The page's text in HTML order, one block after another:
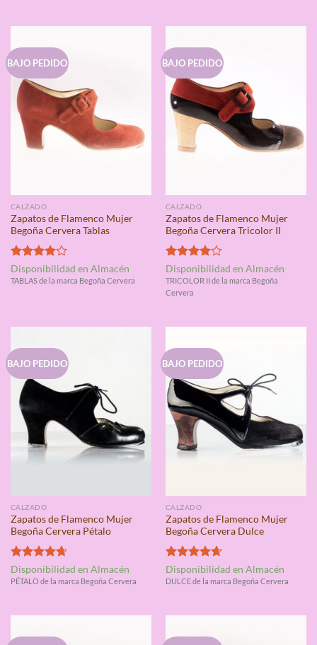
BAJO PEDIDO
CALZADO
Zapatos de Flamenco Mujer
Begoña Cervera Tablas
Valorado
con4.00
Disponibilidad en Almacén
TABLAS de la marca Begoña Cervera
BAJO PEDIDO
CALZADO
Zapatos de Flamenco Mujer
Begoña Cervera Tricolor II
Valorado
con4.00
de 5
Disponibilidad en Almacén
TRICOLOR II de la marca Begoña
Cervera
BAJO PEDIDO
CALZADO
Zapatos de Flamenco Mujer
Begoña Cervera Pétalo
Valorado
con 4.67
Disponibilidad en Almacén
PÉTALO de la marca Begoña Cervera
BAJO PEDIDO
CALZADO
Zapatos de Flamenco Mujer
Begoña Cervera Dulce
Valorado
con4.67
Disponibilidad en Almacén
DULCE de la marca Begoña Cervera